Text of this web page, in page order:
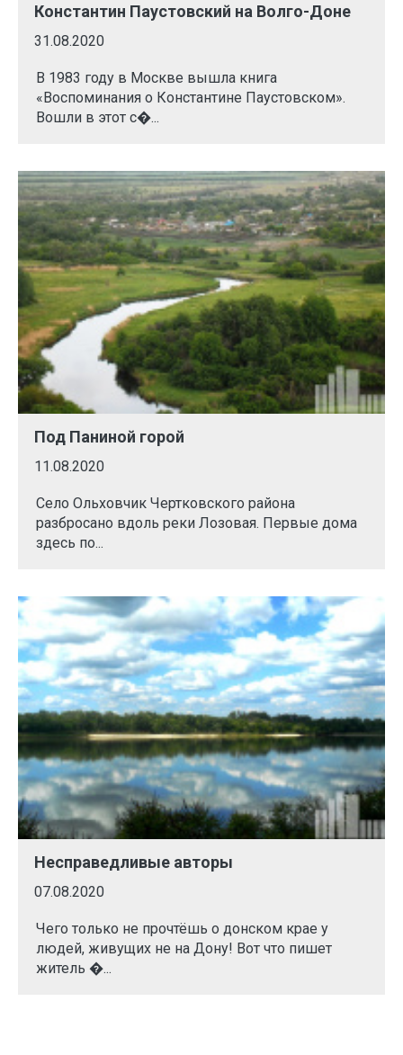
Константин Паустовский на Волго-Доне
31.08.2020
В 1983 году в Москве вышла книга
«Воспоминания о Константине Паустовском».
Вошли в этот с�...
Под Паниной горой
11.08.2020
Село Ольховчик Чертковского района
разбросано вдоль реки Лозовая. Первые дома
здесь по...
Несправедливые авторы
07.08.2020
Чего только не прочтёшь о донском крае у
людей, живущих не на Дону! Вот что пишет
житель �...